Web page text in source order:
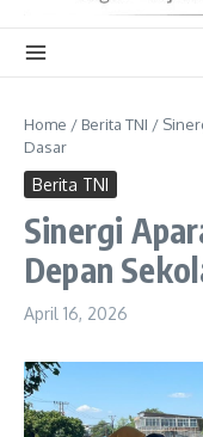
Home / Berita TNI /
Dasar
Berita TNI
Sinergi
Depan
April 16, 2026